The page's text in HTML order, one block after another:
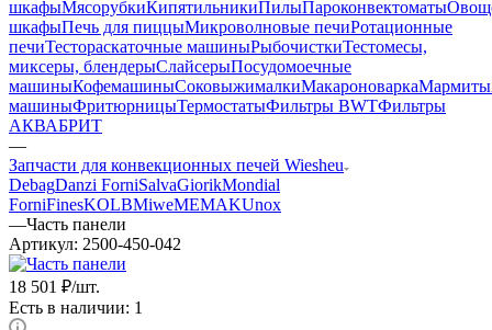
шкафыМясорубкиКипятильникиПилыПароконвектоматы
шкафыПечь для пиццыМикроволновые печиРотационные
печиТестораскаточные машиныРыбочисткиТестомесы,
миксеры, блендерыСлайсерыПосудомоечные
машиныКофемашиныСоковыжималкиМакароноваркаМармиты
машиныФритюрницыТермостатыФильтры BWTФильтры
АКВАБРИТ
—
Запчасти для конвекционных печей Wiesheu
DebagDanzi ForniSalvaGiorikMondial
ForniFinesKOLBMiweMEMAKUnox
—Часть панели
Артикул: 2500-450-042
18 501 ₽/шт.
Есть в наличии: 1